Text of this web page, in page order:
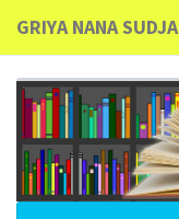
GRIYA NANA